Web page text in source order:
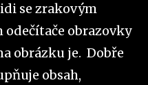
se zrakovým
obrazovky
obrázku je. Dobře
obsah,